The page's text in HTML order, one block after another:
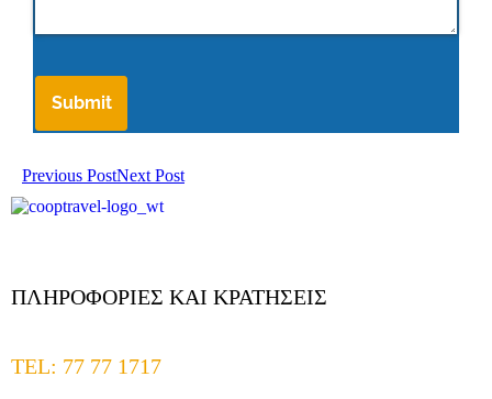
Submit
Previous PostNext Post
ΠΛΗΡΟΦΟΡΙΕΣ ΚΑΙ ΚΡΑΤΗΣΕΙΣ
TEL: 77 77 1717